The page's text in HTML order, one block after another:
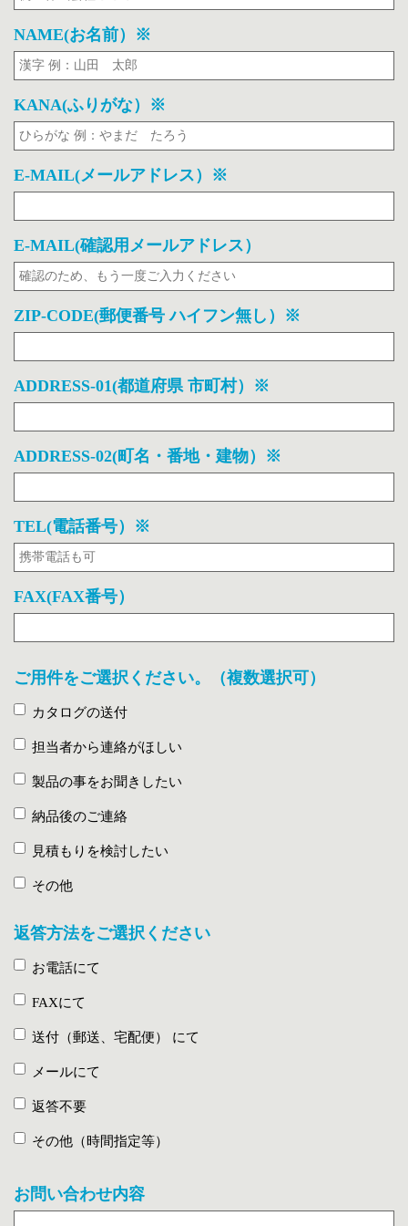
NAME(お名前）※
KANA(ふりがな）※
E-MAIL(メールアドレス）※
E-MAIL(確認用メールアドレス）
ZIP-CODE(郵便番号 ハイフン無し）※
ADDRESS-01(都道府県 市町村）※
ADDRESS-02(町名・番地・建物）※
TEL(電話番号）※
FAX(FAX番号）
ご用件をご選択ください。（複数選択可）
カタログの送付
担当者から連絡がほしい
製品の事をお聞きしたい
納品後のご連絡
見積もりを検討したい
その他
返答方法をご選択ください
お電話にて
FAXにて
送付（郵送、宅配便） にて
メールにて
返答不要
その他（時間指定等）
お問い合わせ内容